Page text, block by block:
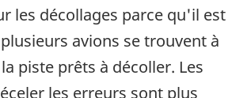
les décollages parce qu'il est
avions se trouvent à
piste prêts à décoller. Les
les erreurs sont plus